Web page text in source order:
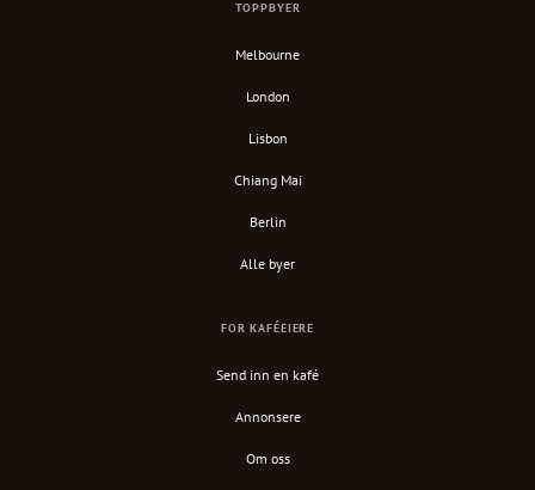
TOPPBYER
Melbourne
London
Lisbon
Chiang Mai
Berlin
Alle byer
FOR KAFÉEIERE
Send inn en kafé
Annonsere
Om oss